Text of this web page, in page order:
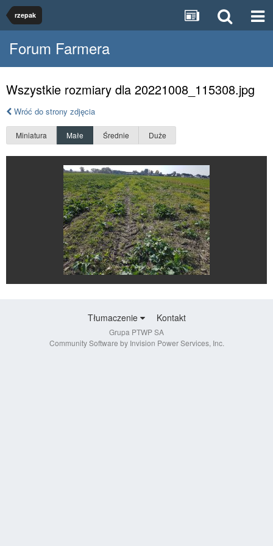
rzepak
Forum Farmera
Wszystkie rozmiary dla 20221008_115308.jpg
Wróć do strony zdjęcia
Miniatura Małe Średnie Duże
Tłumaczenie Kontakt
Grupa PTWP SA
Community Software by Invision Power Services, Inc.